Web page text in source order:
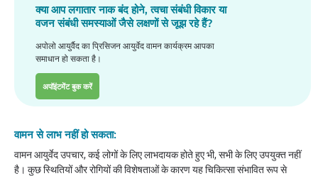
क्या आप लगातार नाक बंद होने, त्वचा संबंधी विकार या
वजन संबंधी समस्याओं जैसे लक्षणों से जूझ रहे हैं?
अपोलो आयुर्वैद का प्रिसिजन आयुर्वेद वामन कार्यक्रम आपका
समाधान हो सकता है।
अपॉइंटमेंट बुक करें
वामन से लाभ नहीं हो सकता:
वामन आयुर्वेद उपचार, कई लोगों के लिए लाभदायक होते हुए भी, सभी के लिए उपयुक्त नहीं
है। कुछ स्थितियों और रोगियों की विशेषताओं के कारण यह चिकित्सा संभावित रूप से